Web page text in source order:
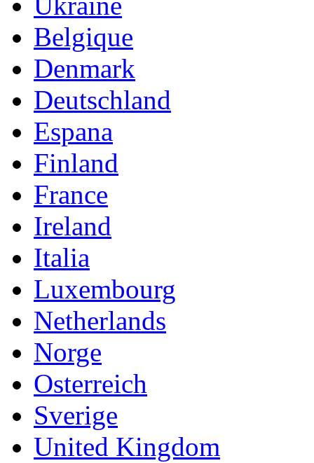
Belgique
Denmark
Deutschland
Espana
Finland
France
Ireland
Italia
Luxembourg
Netherlands
Norge
Osterreich
Sverige
United Kingdom